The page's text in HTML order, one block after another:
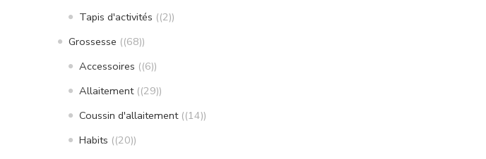
Tapis d'activités (2)
Grossesse (68)
Accessoires (6)
Allaitement (29)
Coussin d'allaitement (14)
Habits (20)